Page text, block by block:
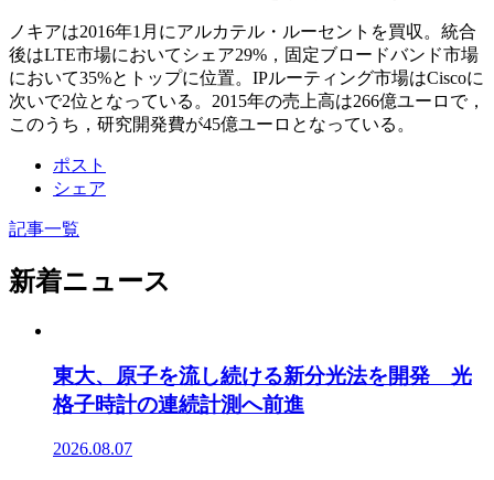
ノキアは2016年1月にアルカテル・ルーセントを買収。統合
後はLTE市場においてシェア29%，固定ブロードバンド市場
において35%とトップに位置。IPルーティング市場はCiscoに
次いで2位となっている。2015年の売上高は266億ユーロで，
このうち，研究開発費が45億ユーロとなっている。
ポスト
シェア
記事一覧
新着ニュース
東大、原子を流し続ける新分光法を開発 光
格子時計の連続計測へ前進
2026.08.07